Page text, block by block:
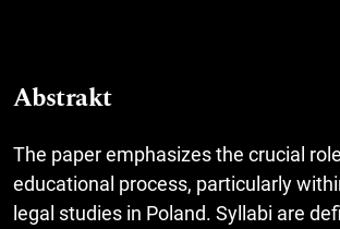
Abstrakt
The paper emphasizes the crucial
educational process, particularly
legal studies in Poland. Syllabi are